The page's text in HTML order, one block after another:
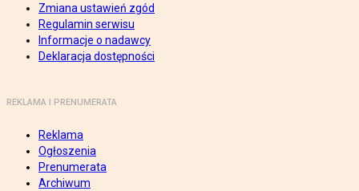
Zmiana ustawień zgód
Regulamin serwisu
Informacje o nadawcy
Deklaracja dostępności
REKLAMA I PRENUMERATA
Reklama
Ogłoszenia
Prenumerata
Archiwum